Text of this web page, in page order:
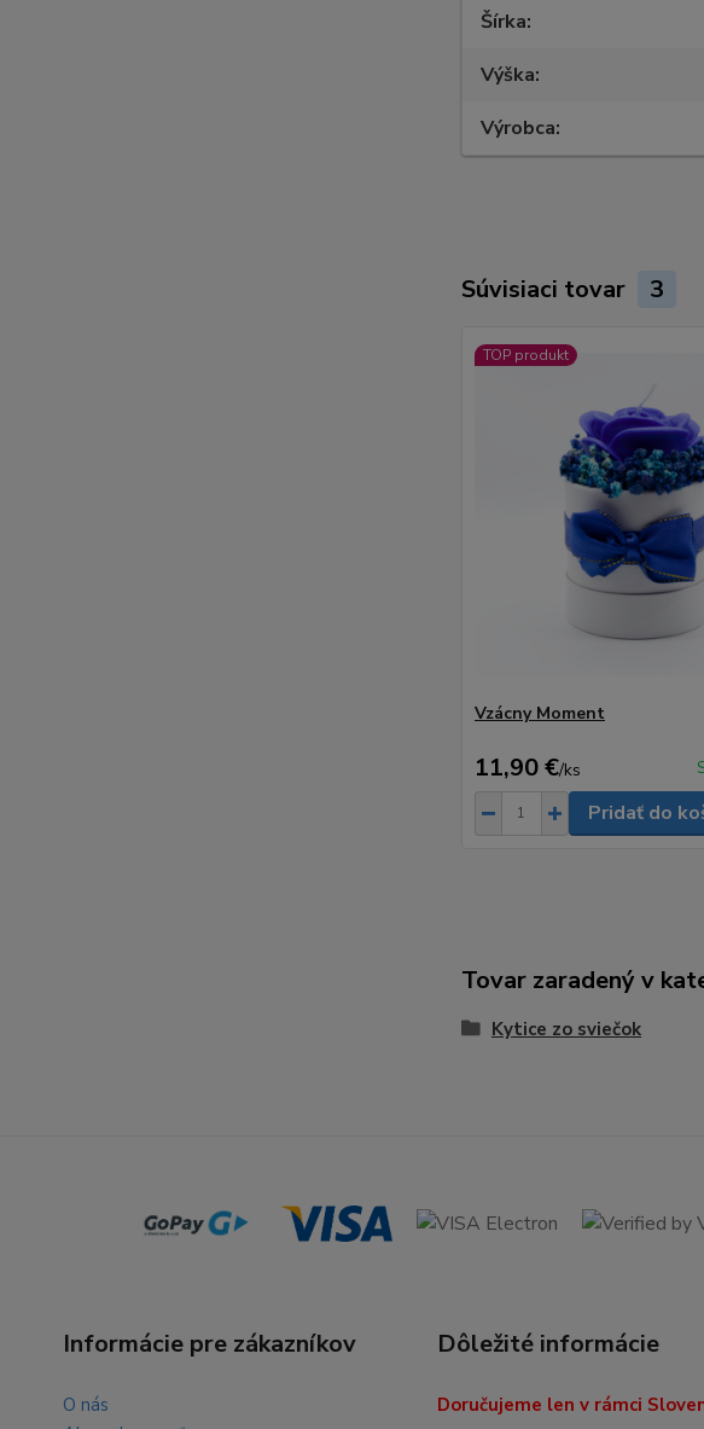
Šírka
Výška
Výrobca
Súvisiaci tovar 3
TOP produkt
Vzácny Moment
11,90 €/ks
Pridať do
Tovar zaradený v
Kytice zo sviečok
Informácie pre zákazníkov
O nás
Dôležité informácie
Doručujeme len v rámci